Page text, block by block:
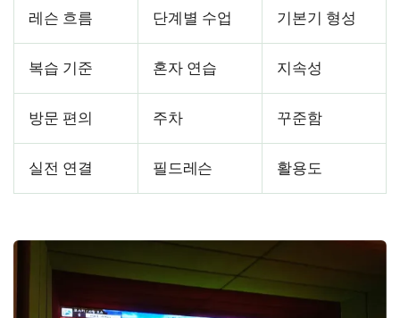
레슨 흐름 단계별 수업 기본기 형성
복습 기준 혼자 연습 지속성
방문 편의 주차 꾸준함
실전 연결 필드레슨 활용도